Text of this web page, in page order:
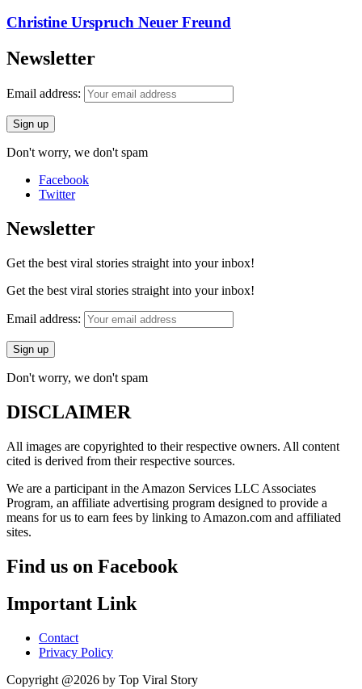
Christine Urspruch Neuer Freund
Newsletter
Email address:
Don't worry, we don't spam
Facebook
Twitter
Newsletter
Get the best viral stories straight into your inbox!
Get the best viral stories straight into your inbox!
Email address:
Don't worry, we don't spam
DISCLAIMER
All images are copyrighted to their respective owners. All content
cited is derived from their respective sources.
We are a participant in the Amazon Services LLC Associates
Program, an affiliate advertising program designed to provide a
means for us to earn fees by linking to Amazon.com and affiliated
sites.
Find us on Facebook
Important Link
Contact
Privacy Policy
Copyright @2026 by Top Viral Story